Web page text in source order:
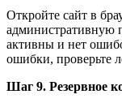
Откройте сайт в
административную
активны и нет
ошибки, проверьте
Шаг 9. Резервное